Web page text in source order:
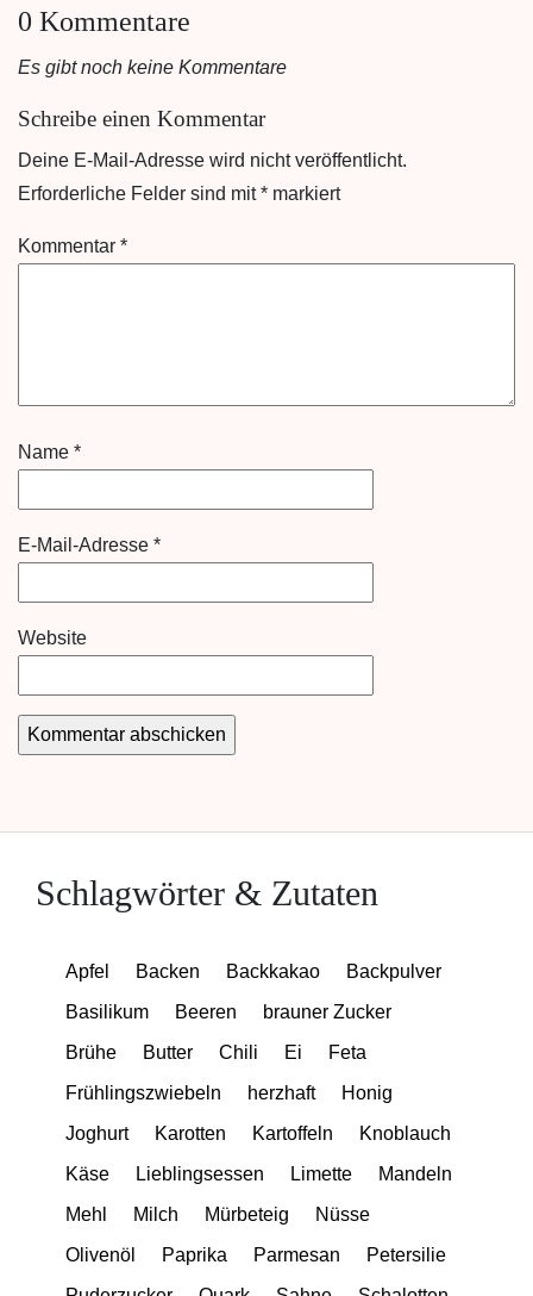
0 Kommentare
Es gibt noch keine Kommentare
Schreibe einen Kommentar
Deine E-Mail-Adresse wird nicht veröffentlicht.
Erforderliche Felder sind mit* markiert
Kommentar *
Name *
E-Mail-Adresse *
Website
Schlagwörter & Zutaten
Apfel Backen Backkakao
Backpulver
Basilikum
Beeren
brauner Zucker
Brühe
Butter Chili Ei
Feta
Frühlingszwiebeln
herzhaft
Honig
Joghurt
Karotten Kartoffeln
Knoblauch
Käse
Lieblingsessen Limette
Mandeln
Mehl
Milch Mürbeteig
Nüsse
Olivenöl
Paprika Parmesan
Petersilie